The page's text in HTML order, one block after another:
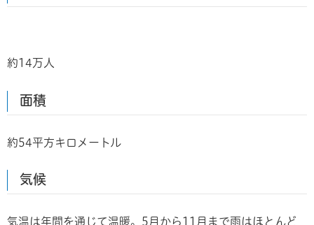
約14万人
面積
約54平方キロメートル
気候
気温は年間を通じて温暖。5月から11月まで雨はほとんど